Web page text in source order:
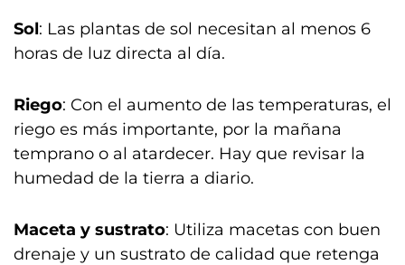
Sol: Las plantas de sol necesitan al menos 6
horas de luz directa al día.
Riego: Con el aumento de las temperaturas, el
riego es más importante, por la mañana
temprano o al atardecer. Hay que revisar la
humedad de la tierra a diario.
Maceta y sustrato: Utiliza macetas con buen
drenaje y un sustrato de calidad que retenga